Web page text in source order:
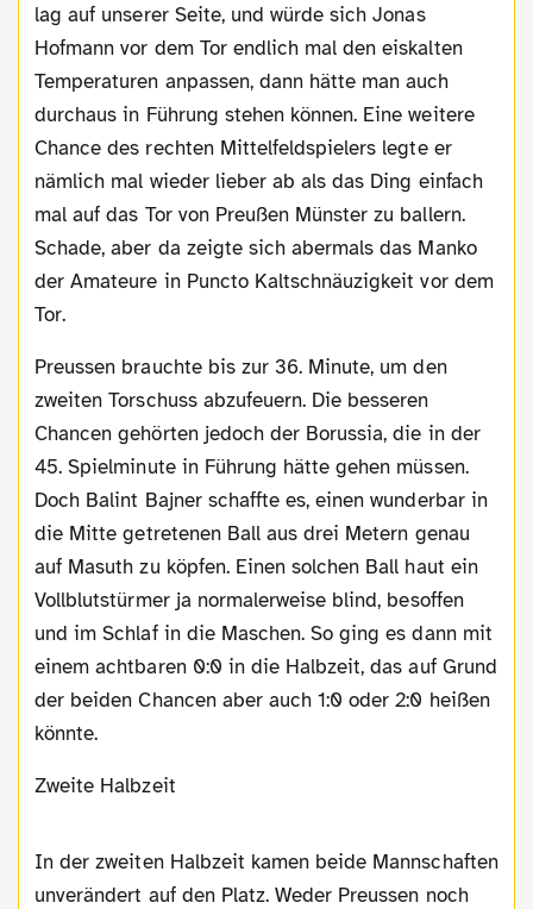
lag auf unserer Seite, und würde sich Jonas
Hofmann vor dem Tor endlich mal den eiskalten
Temperaturen anpassen, dann hätte man auch
durchaus in Führung stehen können. Eine weitere
Chance des rechten Mittelfeldspielers legte er
nämlich mal wieder lieber ab als das Ding einfach
mal auf das Tor von Preußen Münster zu ballern.
Schade, aber da zeigte sich abermals das Manko
der Amateure in Puncto Kaltschnäuzigkeit vor dem
Tor.
Preussen brauchte bis zur 36. Minute, um den
zweiten Torschuss abzufeuern. Die besseren
Chancen gehörten jedoch der Borussia, die in der
45. Spielminute in Führung hätte gehen müssen.
Doch Balint Bajner schaffte es, einen wunderbar in
die Mitte getretenen Ball aus drei Metern genau
auf Masuth zu köpfen. Einen solchen Ball haut ein
Vollblutstürmer ja normalerweise blind, besoffen
und im Schlaf in die Maschen. So ging es dann mit
einem achtbaren 0:0 in die Halbzeit, das auf Grund
der beiden Chancen aber auch 1:0 oder 2:0 heißen
könnte.
Zweite Halbzeit
In der zweiten Halbzeit kamen beide Mannschaften
unverändert auf den Platz. Weder Preussen noch